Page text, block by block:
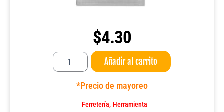
$4.30
Hoja
navaja
Añadir al carrito
*Precio de mayoreo
Ferretería, Herramienta